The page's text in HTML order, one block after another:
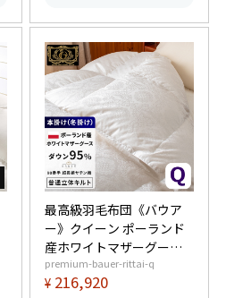
最高級羽毛布団《バウア
ー》クイーン ポーランド
産ホワイトマザーグース
ダウン95% (440dp以上)
羽毛量1.9kg 【6つ星プレ
premium-bauer-rittai-q
¥ 216,920